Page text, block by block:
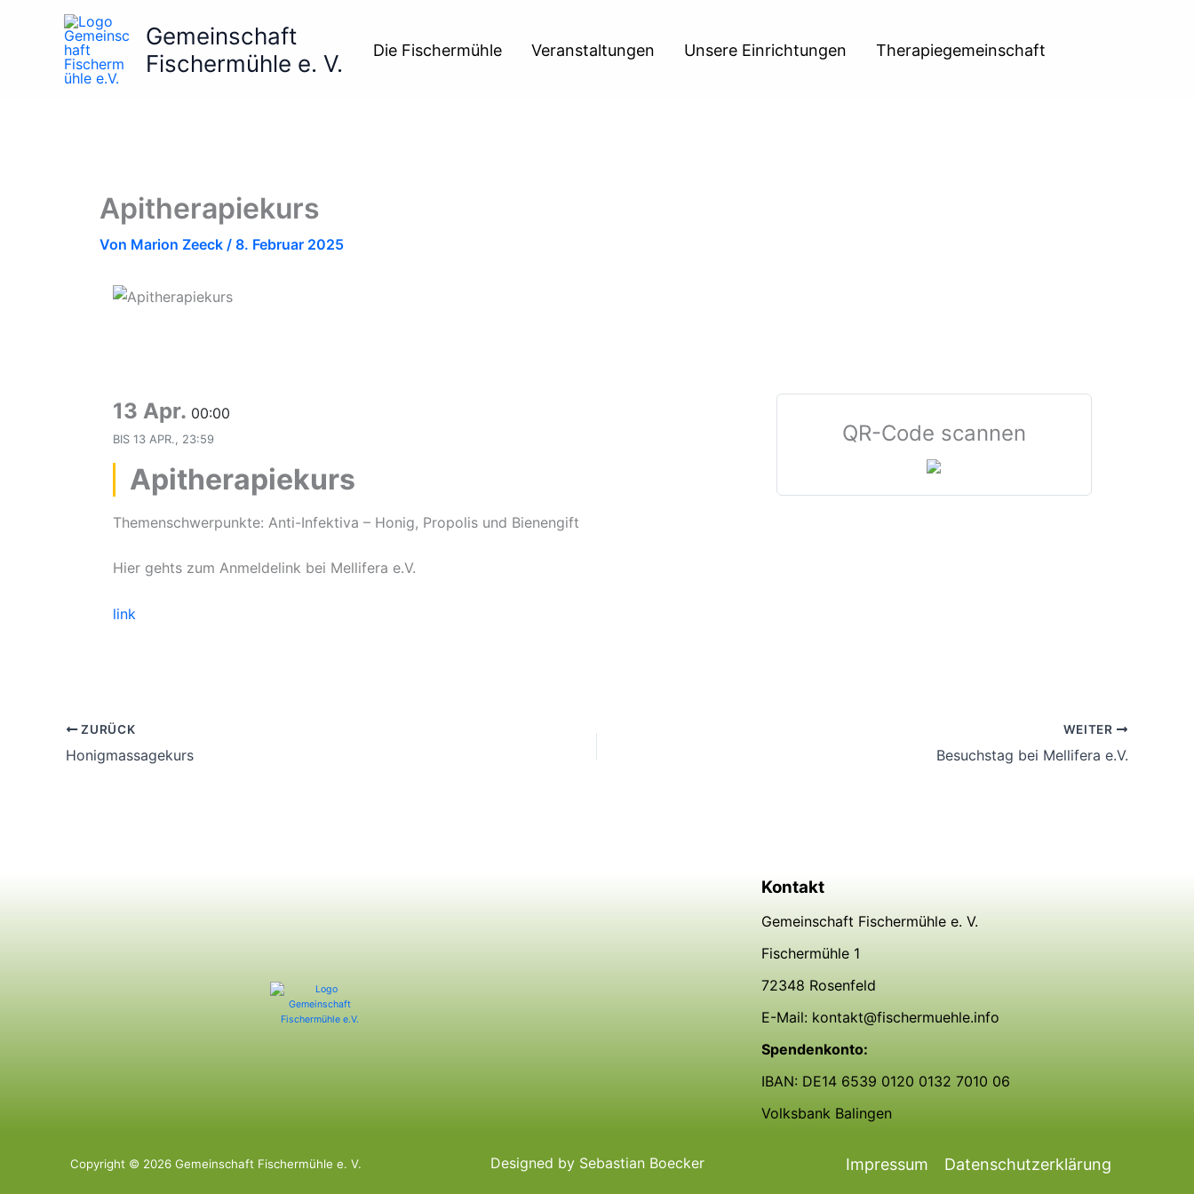
Gemeinschaft
Fischermühle e. V.
Die Fischermühle Veranstaltungen Unsere Einrichtungen Therapiegemeinschaft
Apitherapiekurs
Von Marion Zeeck / 8. Februar 2025
13 Apr. 00:00
BIS 13 APR., 23:59
Apitherapiekurs
Themenschwerpunkte: Anti-Infektiva – Honig, Propolis und Bienengift
Hier gehts zum Anmeldelink bei Mellifera e.V.
link
QR-Code scannen
ZURÜCK
Honigmassagekurs
WEITER
Besuchstag bei Mellifera e.V.
Kontakt
Gemeinschaft Fischermühle e. V.
Fischermühle 1
72348 Rosenfeld
E-Mail: kontakt@fischermuehle.info
Spendenkonto:
IBAN: DE14 6539 0120 0132 7010 06
Volksbank Balingen
Copyright © 2026 Gemeinschaft Fischermühle e. V. Designed by Sebastian Boecker Impressum Datenschutzerklärung